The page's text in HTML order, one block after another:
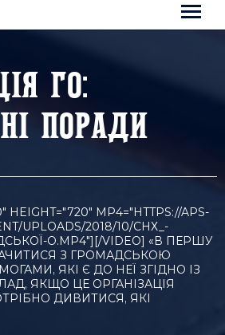
ГО:
ПОРАДИ
HEIGHT="720" MP4="HTTPS://APS-
UPLOADS/2018/10/СНХ_-
О.MP4"][/VIDEO] «В ПЕРШУ
З ГРОМАДСЬКОЮ
ЯКІ Є ДО НЕЇ ЗГІДНО ІЗ
ЯКЩО ЦЕ ОРГАНІЗАЦІЯ
ДИВИТИСЯ, ЯКІ